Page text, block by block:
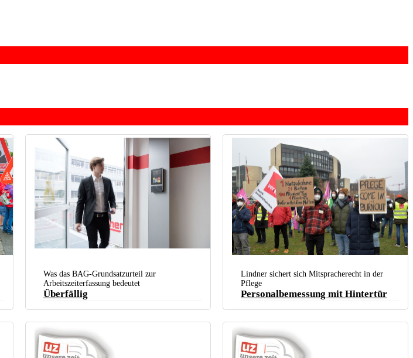
Was das BAG-Grundsatzurteil zur
Arbeitszeiterfassung bedeutet
Überfällig
(Düsseldorf, November 2021). (Foto: Dave Kittel)
Lindner sichert sich Mitspracherecht in der
Pflege
Personalbemessung mit Hintertür